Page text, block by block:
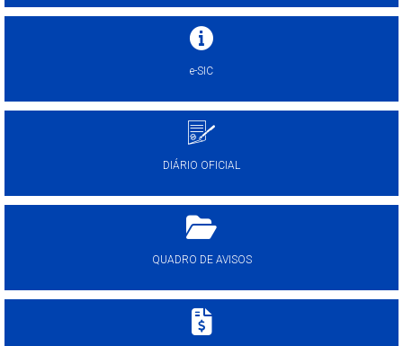
e-SIC
DIÁRIO OFICIAL
QUADRO DE AVISOS